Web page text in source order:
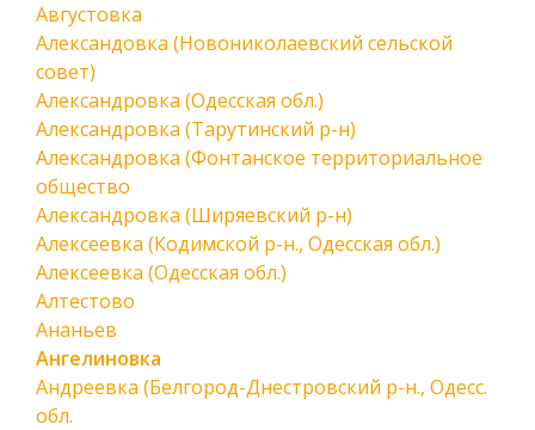
Августовка
Александовка (Новониколаевский сельской
совет)
Александровка (Одесская обл.)
Александровка (Тарутинский р-н)
Александровка (Фонтанское территориальное
общество
Александровка (Ширяевский р-н)
Алексеевка (Кодимской р-н., Одесская обл.)
Алексеевка (Одесская обл.)
Алтестово
Ананьев
Ангелиновка
Андреевка (Белгород-Днестровский р-н., Одесс.
обл.